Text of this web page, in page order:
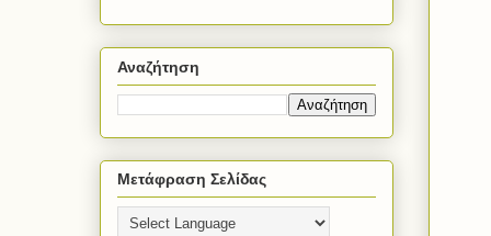
Αναζήτηση
Μετάφραση Σελίδας